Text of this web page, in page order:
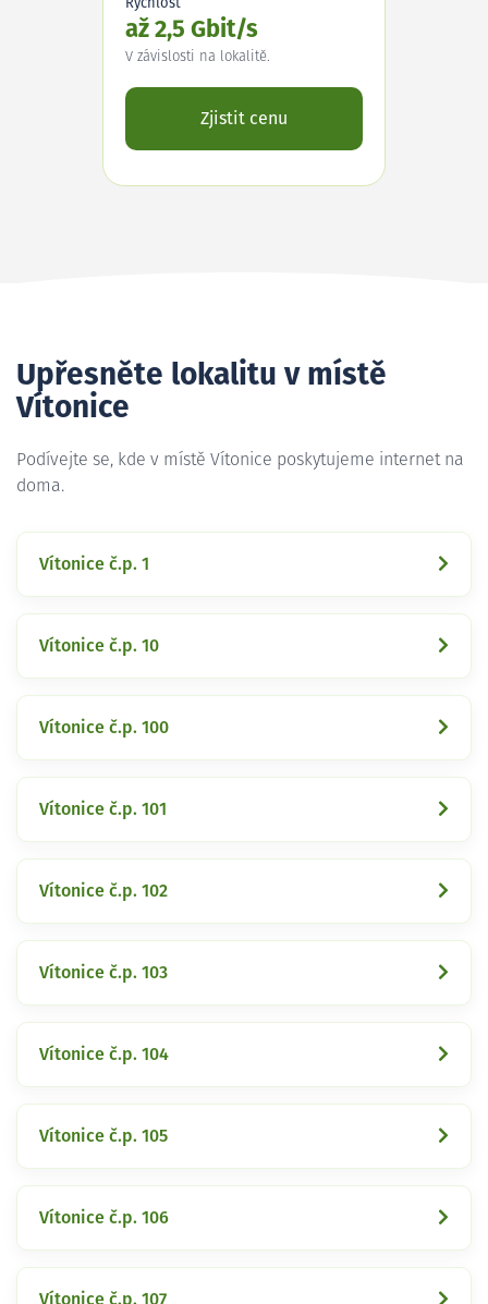
Rychlost
až 2,5 Gbit/s
V závislosti na lokalitě.
Zjistit cenu
Upřesněte lokalitu v místě
Vítonice
Podívejte se, kde v místě Vítonice poskytujeme internet na
doma.
Vítonice č.p. 1
Vítonice č.p. 10
Vítonice č.p. 100
Vítonice č.p. 101
Vítonice č.p. 102
Vítonice č.p. 103
Vítonice č.p. 104
Vítonice č.p. 105
Vítonice č.p. 106
Vítonice č.p. 107